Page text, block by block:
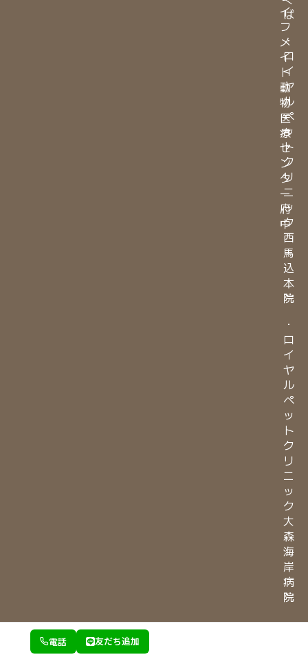
電話 友だち追加
ば
・
ロ
イ
ヤ
ル
ペ
ッ
ト
ク
リ
ニ
ッ
ク
西
馬
込
本
院
・
ロ
イ
ヤ
ル
ペ
ッ
ト
ク
リ
ニ
ッ
ク
大
森
海
岸
病
院
イ
フ
メ
イ
ト
動
物
医
療
セ
ン
タ
ー
府
中
© 株式会社LVG All Rights Reserved.